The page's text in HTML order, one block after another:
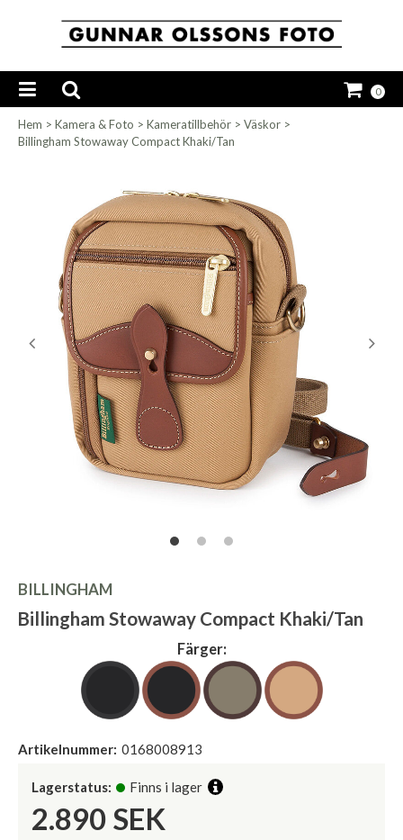
0
Hem > Kamera & Foto > Kameratillbehör > Väskor >
Billingham Stowaway Compact Khaki/Tan
BILLINGHAM
Billingham Stowaway Compact Khaki/Tan
Färger:
Artikelnummer: 0168008913
Lagerstatus: Finns i lager
2.890 SEK